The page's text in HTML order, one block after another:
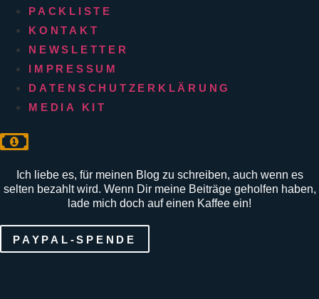
PACKLISTE
KONTAKT
NEWSLETTER
IMPRESSUM
DATENSCHUTZERKLÄRUNG
MEDIA KIT
Ich liebe es, für meinen Blog zu schreiben, auch wenn es
selten bezahlt wird. Wenn Dir meine Beiträge geholfen haben,
lade mich doch auf einen Kaffee ein!
PAYPAL-SPENDE